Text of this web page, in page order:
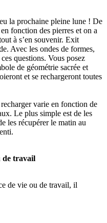
la prochaine pleine lune ! De
fonction des pierres et on a
à s’en souvenir. Exit
Avec les ondes de formes,
questions. Vous posez
de géométrie sacrée et
et se rechargeront toutes
varie en fonction de
Le plus simple est de les
les récupérer le matin au
de travail
de vie ou de travail, il